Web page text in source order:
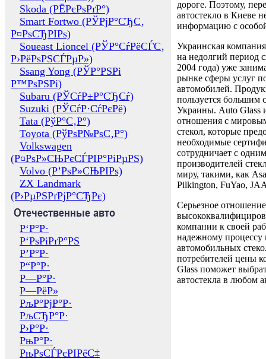
Skoda (РЁРєРѕРґР°)
Smart Fortwo (РЎРјР°СЂС‚
Р¤РѕСЂРІРѕ)
Soueast Lioncel (РЎР°СѓРёСЃС‚
Р›РёРѕРЅСЃРµР»)
Ssang Yong (РЎР°РЅРі
Р™РѕРЅРі)
Subaru (РЎСѓР±Р°СЂСѓ)
Suzuki (РЎСѓР·СѓРєРё)
Tata (РўР°С‚Р°)
Toyota (РўРѕР№РѕС‚Р°)
Volkswagen
(Р¤РѕР»СЊРєСЃРІР°РіРµРЅ)
Volvo (Р’РѕР»СЊРІРѕ)
ZX Landmark
(Р›РµРЅРґРјР°СЂРє)
Отечественные авто
Р‘Р°Р·
Р‘РѕРіРґР°РЅ
Р’Р°Р·
Р“Р°Р·
Р—Р°Р·
Р—РёР»
РљР°РјР°Р·
РљСЂР°Р·
Р›Р°Р·
РњР°Р·
РњРѕСЃРєРІРёС‡
дороге. Поэтому,
автостекло в Киеве
информацию с
Украинская
на недолгий период
2004 года) уже
рынке сферы услуг
автомобилей.
пользуется большим
Украины. Auto Glass
отношения с
стекол, которые
необходимые
сотрудничает с
производителей
миру, такими, как
Pilkington, FuYao,
Серьезное отношение
компании к своей
надежному процессу
автомобильных
потребителей цены
Glass поможет
автостекла в любом